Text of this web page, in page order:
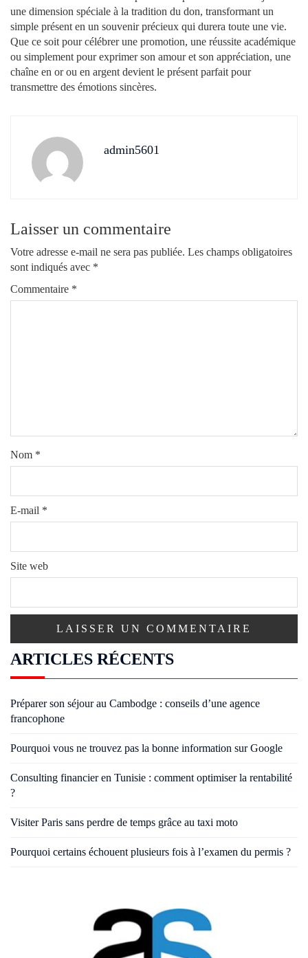
une dimension spéciale à la tradition du don, transformant un
simple présent en un souvenir précieux qui durera toute une vie.
Que ce soit pour célébrer une promotion, une réussite académique
ou simplement pour exprimer son amour et son appréciation, une
chaîne en or ou en argent devient le présent parfait pour
transmettre des émotions sincères.
admin5601
Laisser un commentaire
Votre adresse e-mail ne sera pas publiée. Les champs obligatoires
sont indiqués avec *
Commentaire *
Nom *
E-mail *
Site web
ARTICLES RÉCENTS
Préparer son séjour au Cambodge : conseils d’une agence
francophone
Pourquoi vous ne trouvez pas la bonne information sur Google
Consulting financier en Tunisie : comment optimiser la rentabilité
?
Visiter Paris sans perdre de temps grâce au taxi moto
Pourquoi certains échouent plusieurs fois à l’examen du permis ?